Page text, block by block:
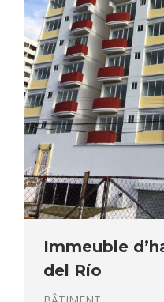
Immeuble
del Río